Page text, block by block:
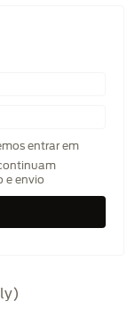
entrar em
e envio